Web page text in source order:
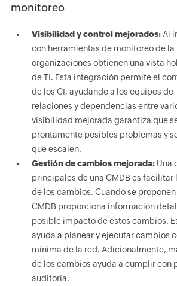
monitoreo
Visibilidad y control mejorados:Al
con herramientas de monitoreo de la
organizaciones obtienen una vista
de TI. Esta integración permite el
de los CI, ayudando a los equipos de
relaciones y dependencias entre
visibilidad mejorada garantiza que
prontamente posibles problemas y
que escalen.
Gestión de cambios mejorada:Una
principales de una CMDB es facilitar
de los cambios. Cuando se
CMDB proporciona información
posible impacto de estos cambios.
ayuda a planear y ejecutar cambios
mínima de la red. Adicionalmente,
de los cambios ayuda a cumplir con
auditoría.